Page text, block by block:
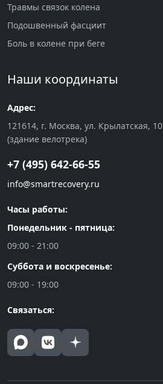
Травмы связок колена
Подошвенный фасциит
Боль в колене при беге
Наши координаты
Адрес:
121614, г. Москва, ул. Крылатская, 10
(здание велотрека)
+7 (495) 642-66-55
info@smartrecovery.ru
Часы работы:
Понедельник - пятница:
09:00 - 21:00
Суббота и воскресенье:
09:00 - 19:00
Связаться: